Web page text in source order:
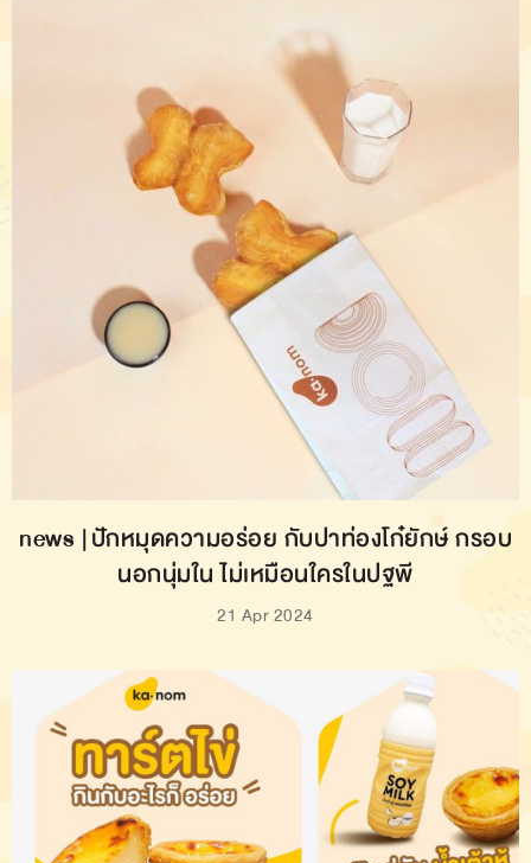
news | ปักหมุดความอร่อย กับปาท่องโก๋ยักษ์ กรอบ
นอกนุ่มใน ไม่เหมือนใครในปฐพี
21 Apr 2024